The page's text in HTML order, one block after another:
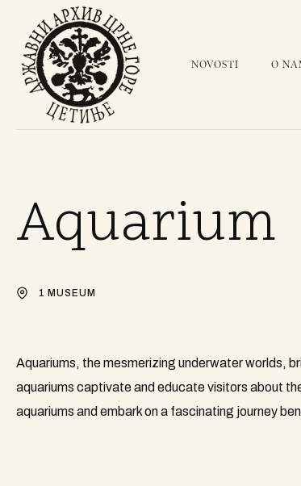
NOVOSTI O
Aquarium
1 MUSEUM
Aquariums, the mesmerizing underwater worlds,
aquariums captivate and educate visitors about
aquariums and embark on a fascinating journey